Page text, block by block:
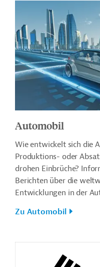
Automobil
Wie entwickelt sich die
Produktions- oder
drohen Einbrüche?
Berichten über die
Entwicklungen in der
Zu Automobil